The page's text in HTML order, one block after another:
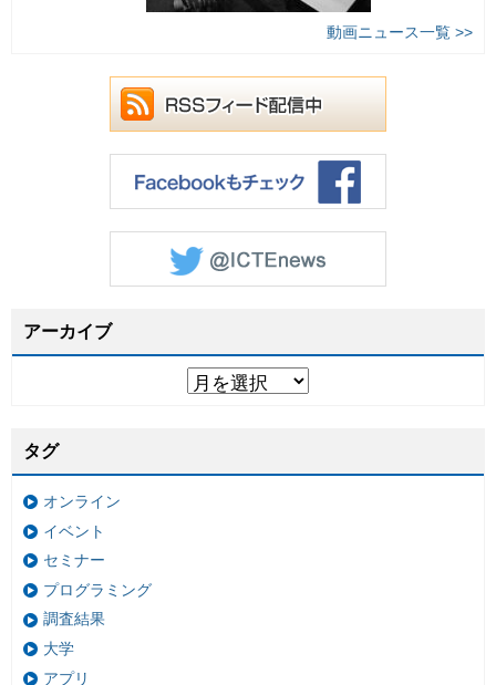
動画ニュース一覧 >>
アーカイブ
タグ
オンライン
イベント
セミナー
プログラミング
調査結果
大学
アプリ